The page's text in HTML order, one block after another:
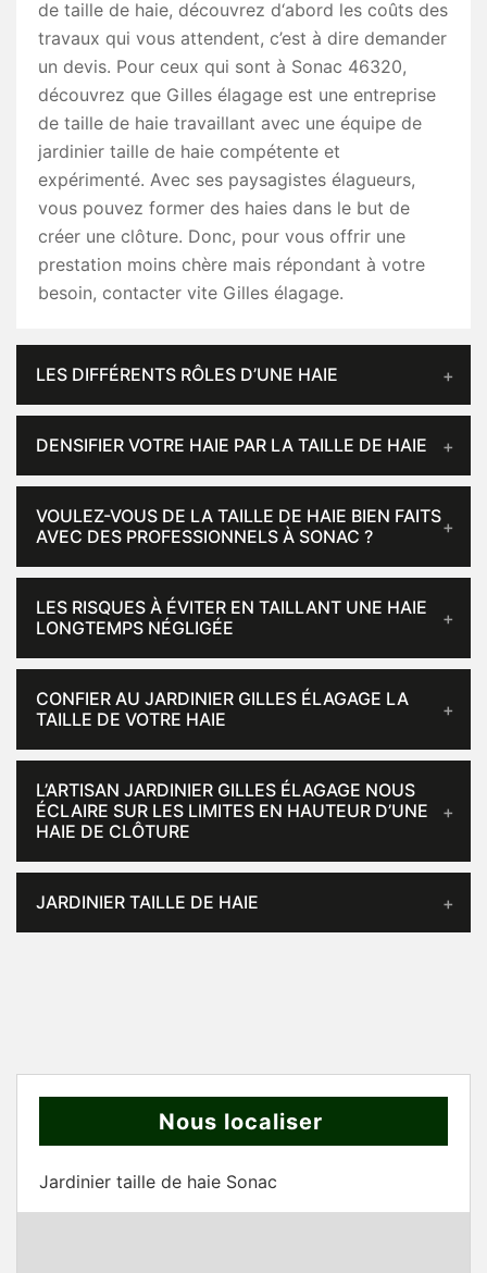
de taille de haie, découvrez d‘abord les coûts des
travaux qui vous attendent, c’est à dire demander
un devis. Pour ceux qui sont à Sonac 46320,
découvrez que Gilles élagage est une entreprise
de taille de haie travaillant avec une équipe de
jardinier taille de haie compétente et
expérimenté. Avec ses paysagistes élagueurs,
vous pouvez former des haies dans le but de
créer une clôture. Donc, pour vous offrir une
prestation moins chère mais répondant à votre
besoin, contacter vite Gilles élagage.
LES DIFFÉRENTS RÔLES D’UNE HAIE
DENSIFIER VOTRE HAIE PAR LA TAILLE DE HAIE
VOULEZ-VOUS DE LA TAILLE DE HAIE BIEN FAITS
AVEC DES PROFESSIONNELS À SONAC ?
LES RISQUES À ÉVITER EN TAILLANT UNE HAIE
LONGTEMPS NÉGLIGÉE
CONFIER AU JARDINIER GILLES ÉLAGAGE LA
TAILLE DE VOTRE HAIE
L’ARTISAN JARDINIER GILLES ÉLAGAGE NOUS
ÉCLAIRE SUR LES LIMITES EN HAUTEUR D’UNE
HAIE DE CLÔTURE
JARDINIER TAILLE DE HAIE
Nous localiser
Jardinier taille de haie Sonac